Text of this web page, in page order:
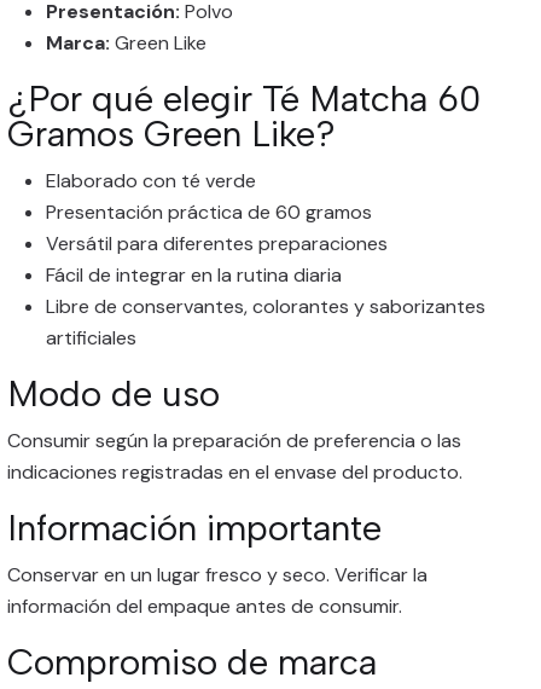
Presentación: Polvo
Marca: Green Like
¿Por qué elegir Té Matcha 60
Gramos Green Like?
Elaborado con té verde
Presentación práctica de 60 gramos
Versátil para diferentes preparaciones
Fácil de integrar en la rutina diaria
Libre de conservantes, colorantes y saborizantes
artificiales
Modo de uso
Consumir según la preparación de preferencia o las
indicaciones registradas en el envase del producto.
Información importante
Conservar en un lugar fresco y seco. Verificar la
información del empaque antes de consumir.
Compromiso de marca